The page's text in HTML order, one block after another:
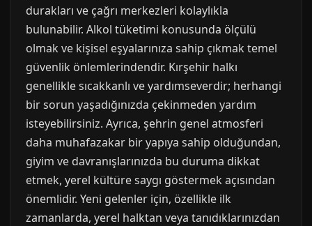
durakları ve çağrı merkezleri kolaylıkla
bulunabilir. Alkol tüketimi konusunda ölçülü
olmak ve kişisel eşyalarınıza sahip çıkmak temel
güvenlik önlemlerindendir. Kırşehir halkı
genellikle sıcakkanlı ve yardımseverdir; herhangi
bir sorun yaşadığınızda çekinmeden yardım
isteyebilirsiniz. Ayrıca, şehrin genel atmosferi
daha muhafazakar bir yapıya sahip olduğundan,
giyim ve davranışlarınızda bu duruma dikkat
etmek, yerel kültüre saygı göstermek açısından
önemlidir. Yeni gelenler için, özellikle ilk
zamanlarda, yerel halktan veya tanıdıklarınızdan